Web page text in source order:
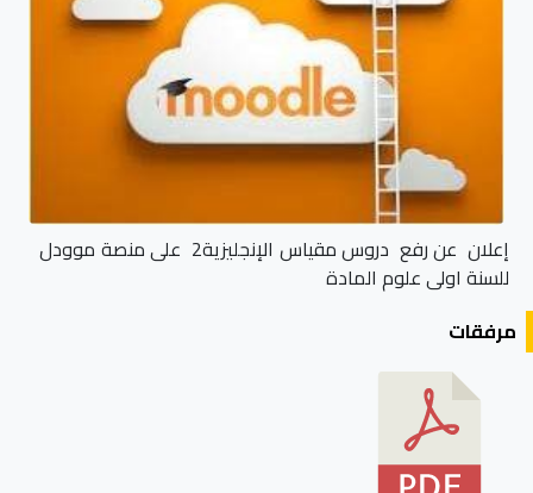
إعلان عن رفع دروس مقياس الإنجليزية2 على منصة موودل
للسنة اولى علوم المادة
مرفقات